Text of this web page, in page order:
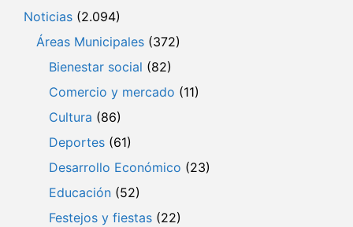
Noticias (2.094)
Áreas Municipales (372)
Bienestar social (82)
Comercio y mercado (11)
Cultura (86)
Deportes (61)
Desarrollo Económico (23)
Educación (52)
Festejos y fiestas (22)